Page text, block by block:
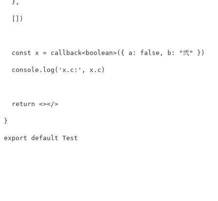
} ,
  [])
  const x = callback
<boolean>( { a : false , b : "弐 " } )
  console.log('x.c:', x.c)
  return
<></>
}